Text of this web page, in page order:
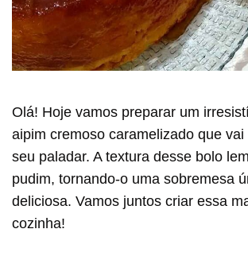
Olá! Hoje vamos preparar um
aipim cremoso caramelizado que
seu paladar. A textura desse bolo
pudim, tornando-o uma sobremesa
deliciosa. Vamos juntos criar essa
cozinha!